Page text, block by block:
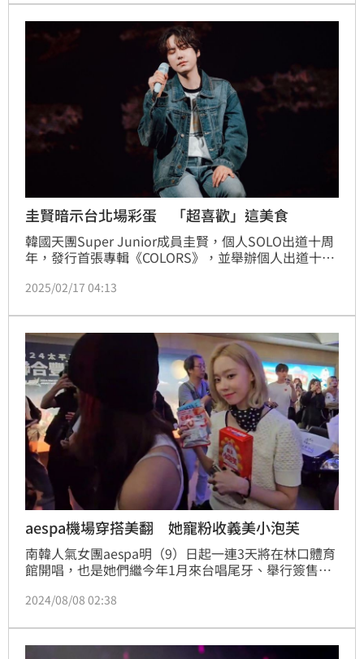
議，ATINY（粉絲名）們紛紛直呼「3年等待終於有結
果」，預告新一輪搶票大戰即將展開。
圭賢暗示台北場彩蛋 「超喜歡」這美食
韓國天團Super Junior成員圭賢，個人SOLO出道十周
年，發行首張專輯《COLORS》，並舉辦個人出道十周
唱，對於台灣的美食，圭賢坦言由於飲食習慣的關係，
會嘗試，還趁機告白「我超喜歡雞排！」他對雞排心心
念念，應該是去年初在高雄巨蛋第一場演出後，跑到瑞
豐夜市買粉絲推薦天使雞排，吃完大為驚豔。
2025/02/17 04:13
aespa機場穿搭美翻 她寵粉收義美小泡芙
南韓人氣女團aespa明（9）日起一連3天將在林口體育
館開唱，也是她們繼今年1月來台唱尾牙、舉行簽售會
機場，現場早已被前來接機的粉絲擠得水洩不通；其中
示。
2024/08/08 02:38